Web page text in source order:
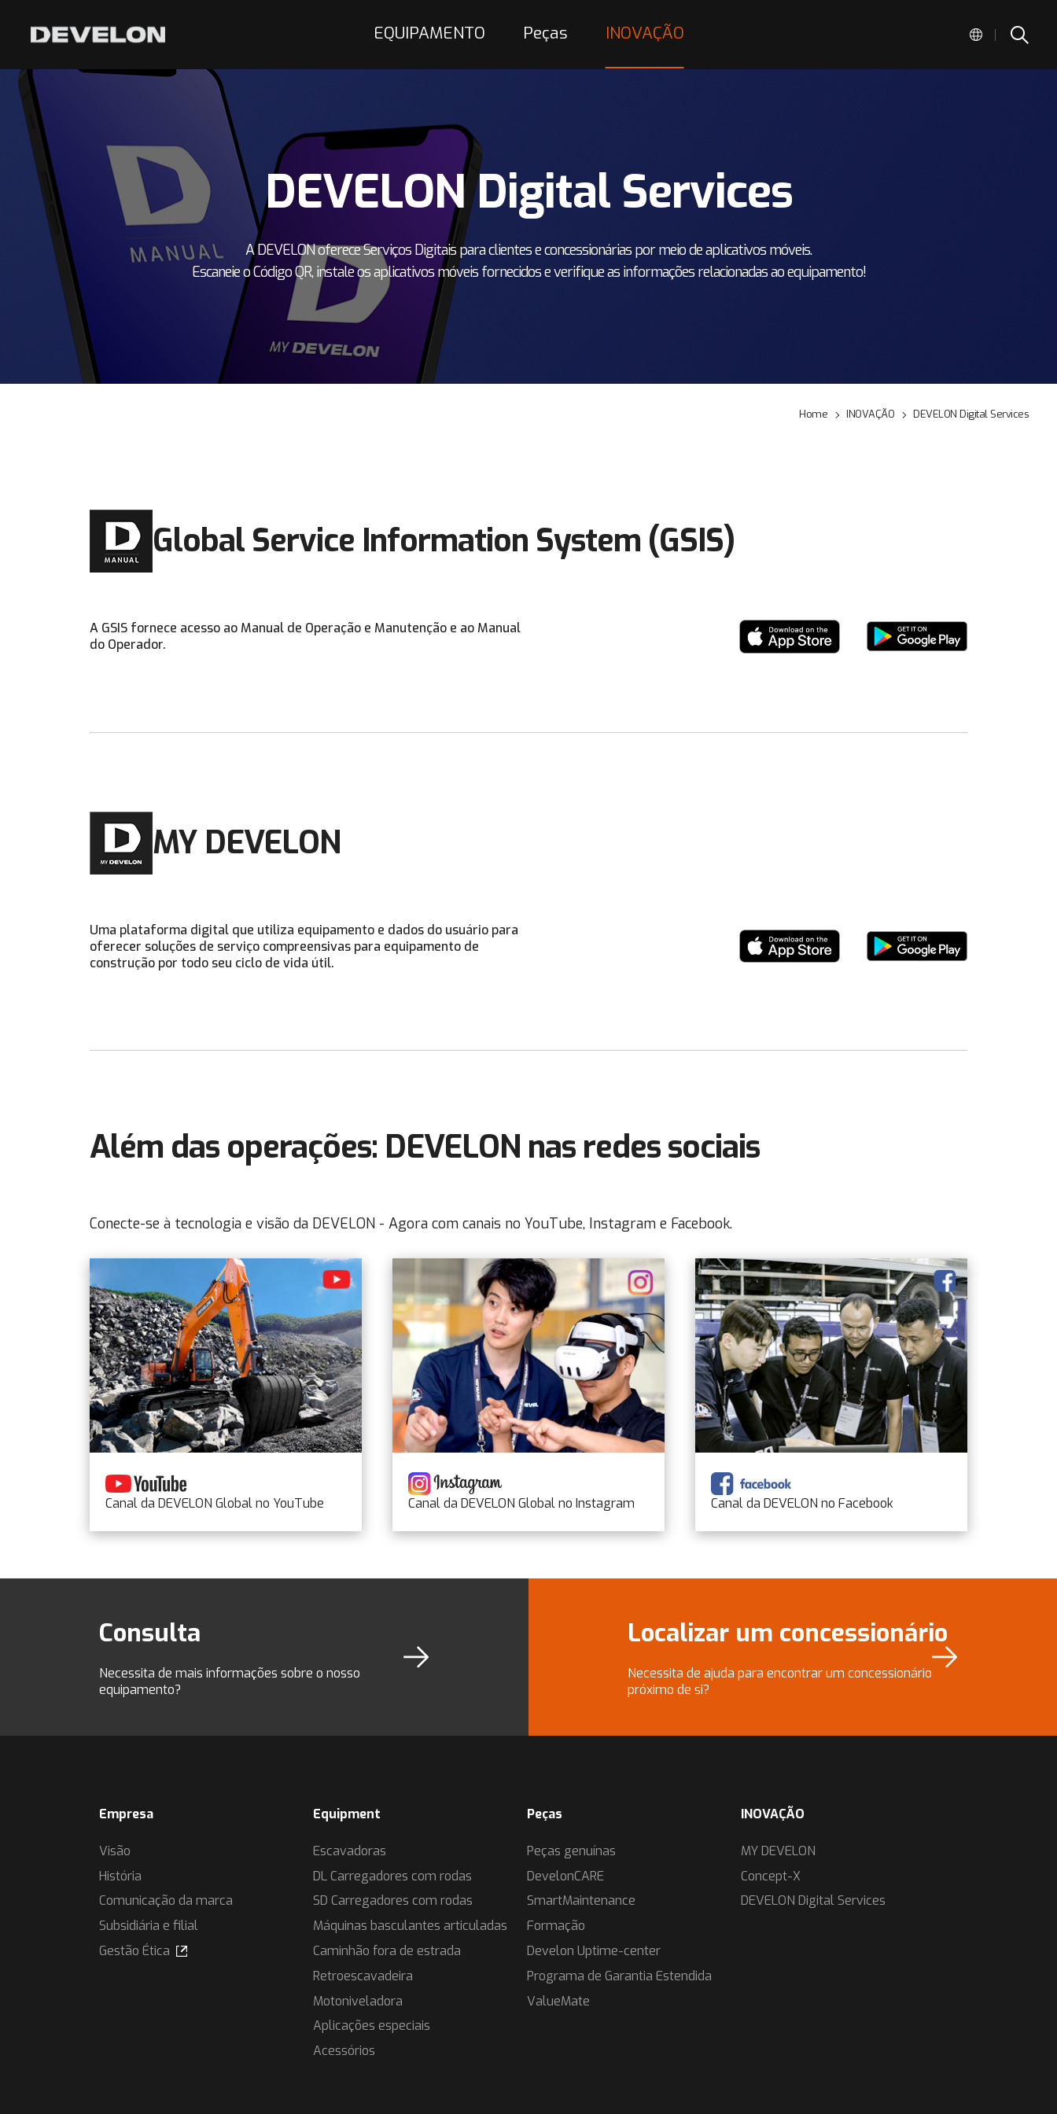
EQUIPAMENTO Peças INOVAÇÃO
DEVELON Digital Services
A DEVELON oferece Serviços Digitais para clientes e concessionárias por meio de aplicativos móveis.
Escaneie o Código QR, instale os aplicativos móveis fornecidos e verifique as informações relacionadas ao equipamento!
Home INOVAÇÃO DEVELON Digital Services
Global Service Information System (GSIS)
A GSIS fornece acesso ao Manual de Operação e Manutenção e ao Manual
do Operador.
MY DEVELON
Uma plataforma digital que utiliza equipamento e dados do usuário para
oferecer soluções de serviço compreensivas para equipamento de
construção por todo seu ciclo de vida útil.
Além das operações: DEVELON nas redes sociais
Conecte-se à tecnologia e visão da DEVELON - Agora com canais no YouTube, Instagram e Facebook.
Canal da DEVELON Global no YouTube Canal da DEVELON Global no Instagram Canal da DEVELON no Facebook
Consulta
Necessita de mais informações sobre o nosso
equipamento?
Localizar um concessionário
Necessita de ajuda para encontrar um concessionário
próximo de si?
Empresa
Visão
História
Comunicação da marca
Subsidiária e filial
Gestão Ética
Equipment
Escavadoras
DL Carregadores com rodas
SD Carregadores com rodas
Máquinas basculantes articuladas
Caminhão fora de estrada
Retroescavadeira
Motoniveladora
Aplicações especiais
Acessórios
Peças
Peças genuínas
DevelonCARE
SmartMaintenance
Formação
Develon Uptime-center
Programa de Garantia Estendida
ValueMate
INOVAÇÃO
MY DEVELON
Concept-X
DEVELON Digital Services